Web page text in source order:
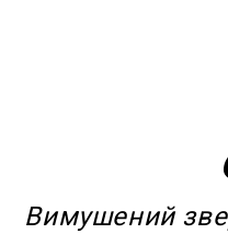
Вимушений